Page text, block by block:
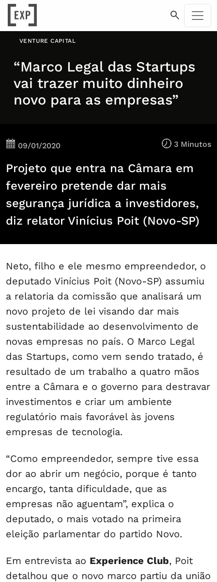
VENTURE CAPITAL
“Marco Legal das Startups
vai trazer muito dinheiro
novo para as empresas”
09/01/2020 3 Minutos
Projeto que entra na Câmara em
fevereiro pretende dar mais
segurança jurídica a investidores,
diz relator Vinícius Poit (Novo-SP)
Neto, filho e ele mesmo empreendedor, o
deputado Vinícius Poit (Novo-SP) assumiu
a relatoria da comissão que analisará um
novo projeto de lei visando dar mais
sustentabilidade ao desenvolvimento de
novas empresas no país. O Marco Legal
das Startups, como vem sendo tratado, é
resultado de um trabalho a quatro mãos
entre a Câmara e o governo para destravar
investimentos e criar um ambiente
regulatório mais favorável às jovens
empresas de tecnologia.
“Como empreendedor, sempre tive essa
dor ao abrir um negócio, porque é tanto
encargo, tanta dificuldade, que as
empresas não aguentam”, explica o
deputado, o mais votado na primeira
eleição parlamentar do partido Novo.
Em entrevista ao Experience Club, Poit
detalhou que o novo marco partiu da união